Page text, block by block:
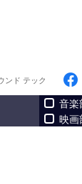
ンド テック
音楽
映画